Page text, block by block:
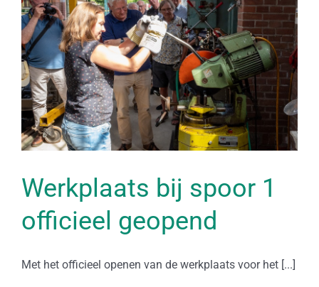
Werkplaats bij spoor 1
officieel geopend
Met het officieel openen van de werkplaats voor het [...]